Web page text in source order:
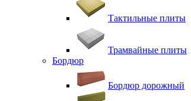
Тактильные плиты
Трамвайные плиты
Бордюр
Бордюр дорожный